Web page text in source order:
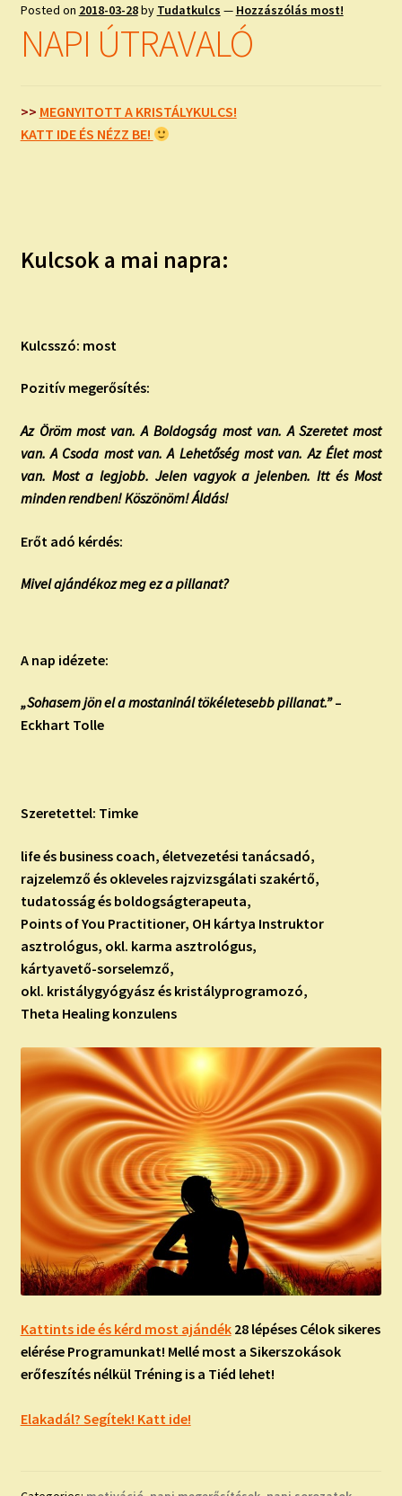
Posted on 2018-03-28by Tudatkulcs — Hozzászólás most!
NAPI ÚTRAVALÓ
>> MEGNYITOTT A KRISTÁLYKULCS!
KATT IDE ÉS NÉZZ BE!
Kulcsok a mai napra:
Kulcsszó: most
Pozitív megerősítés:
Az Öröm most van. A Boldogság most van. A Szeretet most
van. A Csoda most van. A Lehetőség most van. Az Élet most
van. Most a legjobb. Jelen vagyok a jelenben. Itt és Most
minden rendben! Köszönöm! Áldás!
Erőt adó kérdés:
Mivel ajándékoz meg ez a pillanat?
A nap idézete:
„Sohasem jön el a mostaninál tökéletesebb pillanat.” –
Eckhart Tolle
Szeretettel: Timke
life és business coach, életvezetési tanácsadó,
rajzelemző és okleveles rajzvizsgálati szakértő,
tudatosság és boldogságterapeuta,
Points of You Practitioner, OH kártya Instruktor
asztrológus, okl. karma asztrológus,
kártyavető-sorselemző,
okl. kristálygyógyász és kristályprogramozó,
Theta Healing konzulens
Kattints ide és kérd most ajándék28 lépéses Célok sikeres
elérése Programunkat! Mellé most a Sikerszokások
erőfeszítés nélkül Tréning is a Tiéd lehet!
Elakadál? Segítek! Katt ide!